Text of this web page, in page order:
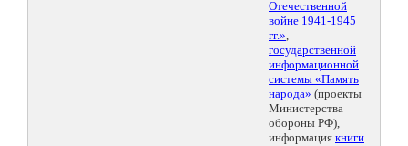
Отечественной
войне 1941-1945
гг.»,
государственной
информационной
системы «Память
народа» (проекты
Министерства
обороны РФ),
информация книги